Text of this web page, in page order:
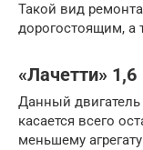
Такой вид
дорогостоящим, а
«Лачетти» 1,6
Данный
касается всего
меньшему